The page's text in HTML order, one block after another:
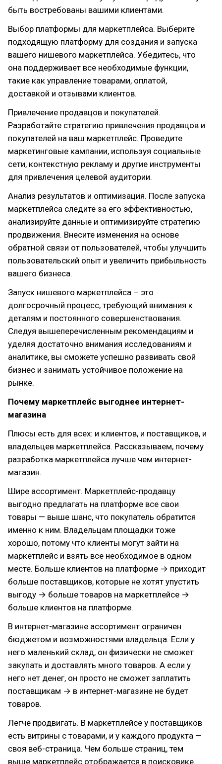
быть востребованы вашими клиентами.
Выбор платформы для маркетплейса. Выберите
подходящую платформу для создания и запуска
вашего нишевого маркетплейса. Убедитесь, что
она поддерживает все необходимые функции,
такие как управление товарами, оплатой,
доставкой и отзывами клиентов.
Привлечение продавцов и покупателей.
Разработайте стратегию привлечения продавцов и
покупателей на ваш маркетплейс. Проведите
маркетинговые кампании, используя социальные
сети, контекстную рекламу и другие инструменты
для привлечения целевой аудитории.
Анализ результатов и оптимизация. После запуска
маркетплейса следите за его эффективностью,
анализируйте данные и оптимизируйте стратегию
продвижения. Внесите изменения на основе
обратной связи от пользователей, чтобы улучшить
пользовательский опыт и увеличить прибыльность
вашего бизнеса.
Запуск нишевого маркетплейса – это
долгосрочный процесс, требующий внимания к
деталям и постоянного совершенствования.
Следуя вышеперечисленным рекомендациям и
уделяя достаточно внимания исследованиям и
аналитике, вы сможете успешно развивать свой
бизнес и занимать устойчивое положение на
рынке.
Почему маркетплейс выгоднее интернет-
магазина
Плюсы есть для всех: и клиентов, и поставщиков, и
владельцев маркетплейса. Рассказываем, почему
разработка маркетплейса лучше чем интернет-
магазин.
Шире ассортимент. Маркетплейс-продавцу
выгодно предлагать на платформе все свои
товары — выше шанс, что покупатель обратится
именно к ним. Владельцам площадки тоже
хорошо, потому что клиенты могут зайти на
маркетплейс и взять все необходимое в одном
месте. Больше клиентов на платформе → приходит
больше поставщиков, которые не хотят упустить
выгоду → больше товаров на маркетплейсе →
больше клиентов на платформе.
В интернет-магазине ассортимент ограничен
бюджетом и возможностями владельца. Если у
него маленький склад, он физически не сможет
закупать и доставлять много товаров. А если у
него нет денег, он просто не сможет заплатить
поставщикам → в интернет-магазине не будет
товаров.
Легче продвигать. В маркетплейсе у поставщиков
есть витрины с товарами, и у каждого продукта —
своя веб-страница. Чем больше страниц, тем
выше маркетплейс отображается в поисковике.